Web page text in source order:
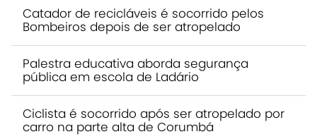
Catador de recicláveis é socorrido pelos
Bombeiros depois de ser atropelado
Palestra educativa aborda segurança
pública em escola de Ladário
Ciclista é socorrido após ser atropelado por
carro na parte alta de Corumbá